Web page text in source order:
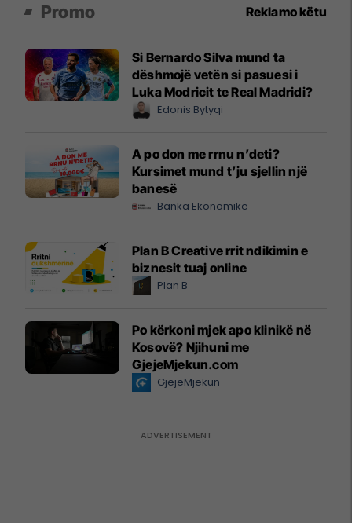
Promo Reklamo këtu
Si Bernardo Silva mund ta
dëshmojë vetën si pasuesi i
Luka Modricit te Real Madridi?
Edonis Bytyqi
A po don me rrnu n’deti?
Kursimet mund t’ju sjellin një
banesë
Banka Ekonomike
Plan B Creative rrit ndikimin e
biznesit tuaj online
Plan B
Po kërkoni mjek apo klinikë në
Kosovë? Njihuni me
GjejeMjekun.com
GjejeMjekun